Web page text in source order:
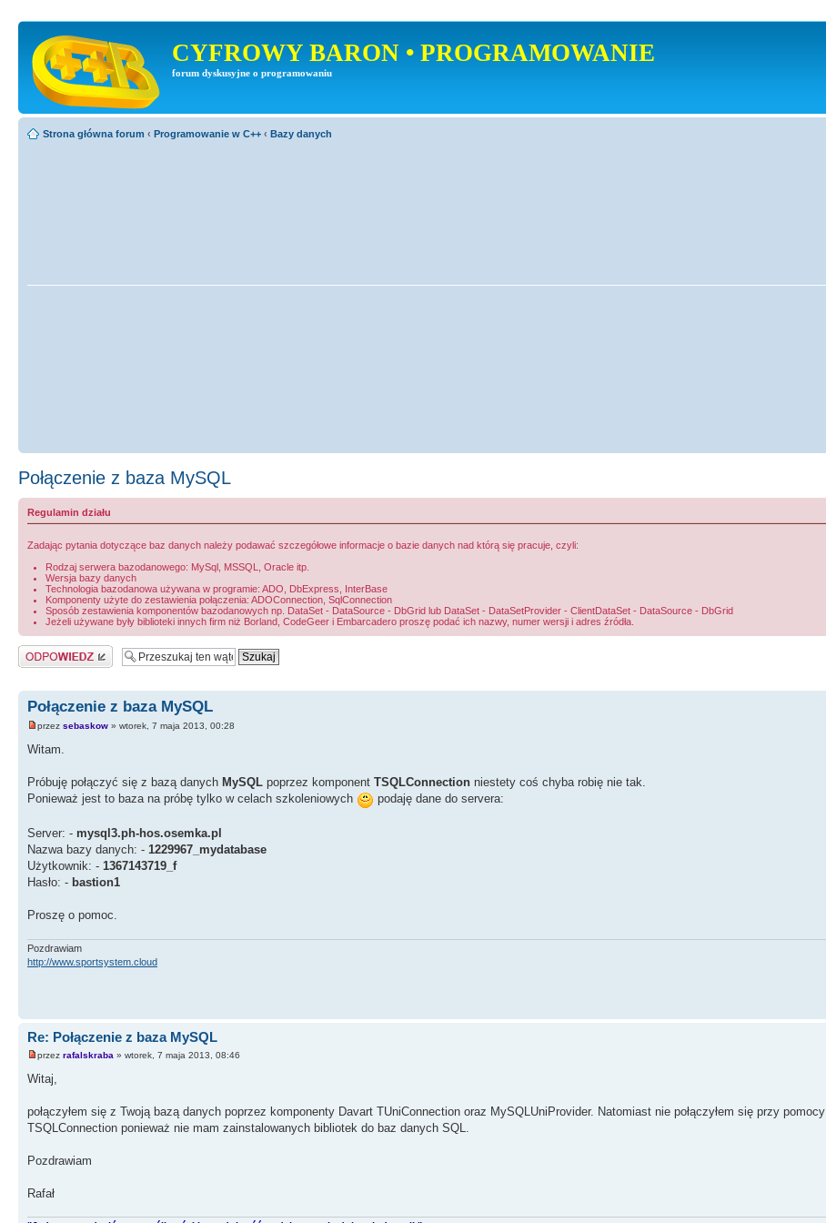
CYFROWY BARON • PROGRAMOWANIE
forum dyskusyjne o programowaniu
Strona główna forum ‹ Programowanie w C++ ‹ Bazy danych
Połączenie z baza MySQL
Regulamin działu
Zadając pytania dotyczące baz danych należy podawać szczegółowe informacje o bazie danych nad którą się pracuje, czyli:
Rodzaj serwera bazodanowego: MySql, MSSQL, Oracle itp.
Wersja bazy danych
Technologia bazodanowa używana w programie: ADO, DbExpress, InterBase
Komponenty użyte do zestawienia połączenia: ADOConnection, SqlConnection
Sposób zestawienia komponentów bazodanowych np. DataSet - DataSource - DbGrid lub DataSet - DataSetProvider - ClientDataSet - DataSource - DbGrid
Jeżeli używane były biblioteki innych firm niż Borland, CodeGeer i Embarcadero proszę podać ich nazwy, numer wersji i adres źródła.
Odpowiedz
Połączenie z baza MySQL
przez sebaskow » wtorek, 7 maja 2013, 00:28
Witam.
Próbuję połączyć się z bazą danych MySQL poprzez komponent TSQLConnection niestety coś chyba robię nie tak.
Ponieważ jest to baza na próbę tylko w celach szkoleniowych
podaję dane do servera:
Server: - mysql3.ph-hos.osemka.pl
Nazwa bazy danych: - 1229967_mydatabase
Użytkownik: - 1367143719_f
Hasło: - bastion1
Proszę o pomoc.
Pozdrawiam
http://www.sportsystem.cloud
Re: Połączenie z baza MySQL
przez rafalskraba » wtorek, 7 maja 2013, 08:46
Witaj,
połączyłem się z Twoją bazą danych poprzez komponenty Davart TUniConnection oraz MySQLUniProvider. Natomiast nie połączyłem się przy pomocy
TSQLConnection ponieważ nie mam zainstalowanych bibliotek do baz danych SQL.
Pozdrawiam
Rafał